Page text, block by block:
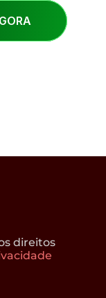
direitos